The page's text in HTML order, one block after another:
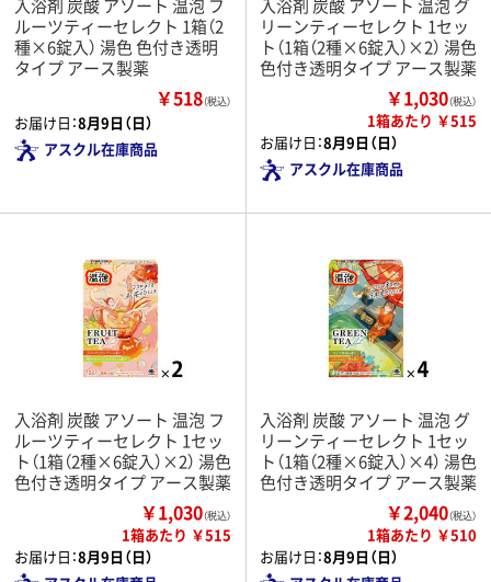
入浴剤 炭酸 アソート 温泡 フ
ルーツティーセレクト 1箱（2
種×6錠入） 湯色 色付き透明
タイプ アース製薬
￥518（税込）
お届け日：8月9日（日）
アスクル在庫商品
入浴剤 炭酸 アソート 温泡 グ
リーンティーセレクト 1セッ
ト（1箱（2種×6錠入）×2） 湯色
色付き透明タイプ アース製薬
￥1,030（税込）
1箱あたり ￥515
お届け日：8月9日（日）
アスクル在庫商品
入浴剤 炭酸 アソート 温泡 フ
ルーツティーセレクト 1セッ
ト（1箱（2種×6錠入）×2） 湯色
色付き透明タイプ アース製薬
￥1,030（税込）
1箱あたり ￥515
お届け日：8月9日（日）
入浴剤 炭酸 アソート 温泡 グ
リーンティーセレクト 1セッ
ト（1箱（2種×6錠入）×4） 湯色
色付き透明タイプ アース製薬
￥2,040（税込）
1箱あたり ￥510
お届け日：8月9日（日）